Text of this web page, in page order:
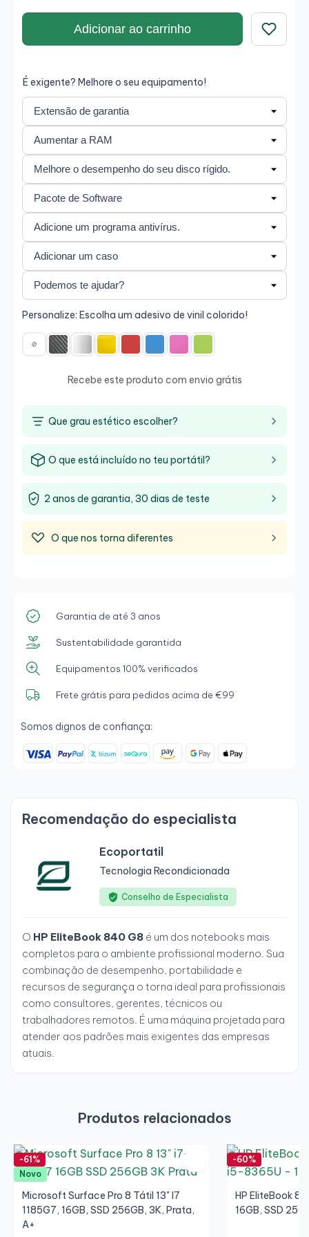
premium ultraleve e as soluções de segurança HP
tornam este modelo num equipamento fiável, seguro e
perfeito para trabalho híbrido.
Adicionar ao carrinho
É exigente? Melhore o seu equipamento!
Personalize: Escolha um adesivo de vinil colorido!
Recebe este produto com envio grátis
Que grau estético escolher?
O que está incluído no teu portátil?
2 anos de garantia, 30 dias de teste
O que nos torna diferentes
Garantia de até 3 anos
Sustentabilidade garantida
Equipamentos 100% verificados
Frete grátis para pedidos acima de €99
Somos dignos de confiança:
Recomendação do especialista
Ecoportatil
Tecnologia Recondicionada
Conselho de Especialista
O HP EliteBook 840 G8 é um dos notebooks mais
completos para o ambiente profissional moderno. Sua
combinação de desempenho, portabilidade e
recursos de segurança o torna ideal para profissionais
como consultores, gerentes, técnicos ou
trabalhadores remotos. É uma máquina projetada para
atender aos padrões mais exigentes das empresas
atuais.
Produtos relacionados
-61%
Novo
Microsoft Surface Pro 8 Tátil 13" I7
1185G7, 16GB, SSD 256GB, 3K, Prata,
A+
-60%
HP EliteBook
16GB, SSD